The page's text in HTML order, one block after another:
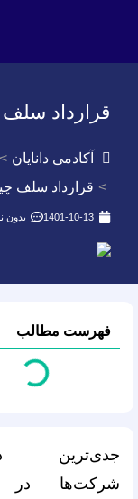
قرارداد
آکادمی دانایان
قرارداد سلف
1401-10-13 بدون
فهرست مطالب
جدی‌ترین
شرکت‌ها در